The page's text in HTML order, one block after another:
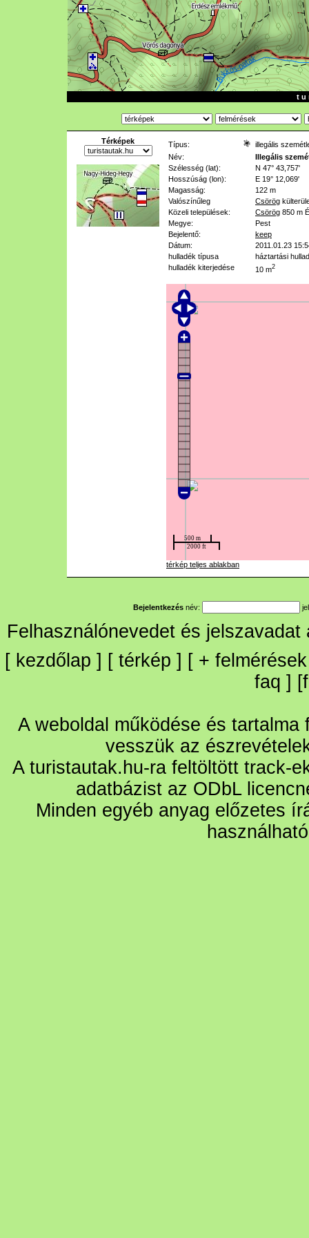
t u
Térképek Típus:
illegális
Név:
Illegális
Szélesség (lat):
N 47° 43,757'
Hosszúság (lon):
E 19° 12,069'
Magasság:
122 m
Valószínűleg
Csörög
Közeli települések:
Csörög 850 m
Megye:
Pest
Bejelentő:
keep
Dátum:
2011.01.23
hulladék típusa
háztartási
hulladék kiterjedése
10 m2
térkép teljes ablakban
Bejelentkezés név:
Felhasználónevedet és
[ kezdőlap ] [ térkép ] [ + felmérések
faq ] [
A weboldal működése és
vesszük az
A turistautak.hu-ra feltöltött track-
adatbázist az ODbL
Minden egyéb anyag előzetes